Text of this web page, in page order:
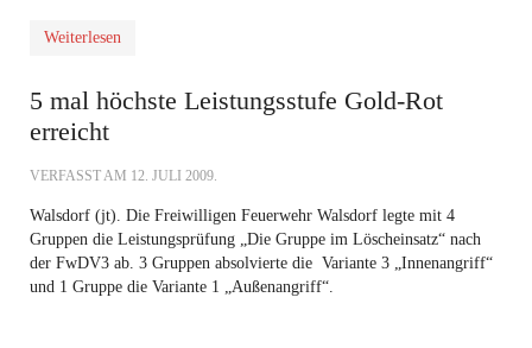
Weiterlesen
5 mal höchste Leistungsstufe Gold-Rot
erreicht
VERFASST AM 12. JULI 2009.
Walsdorf (jt). Die Freiwilligen Feuerwehr Walsdorf legte mit 4
Gruppen die Leistungsprüfung „Die Gruppe im Löscheinsatz“ nach
der FwDV3 ab. 3 Gruppen absolvierte die Variante 3 „Innenangriff“
und 1 Gruppe die Variante 1 „Außenangriff“.